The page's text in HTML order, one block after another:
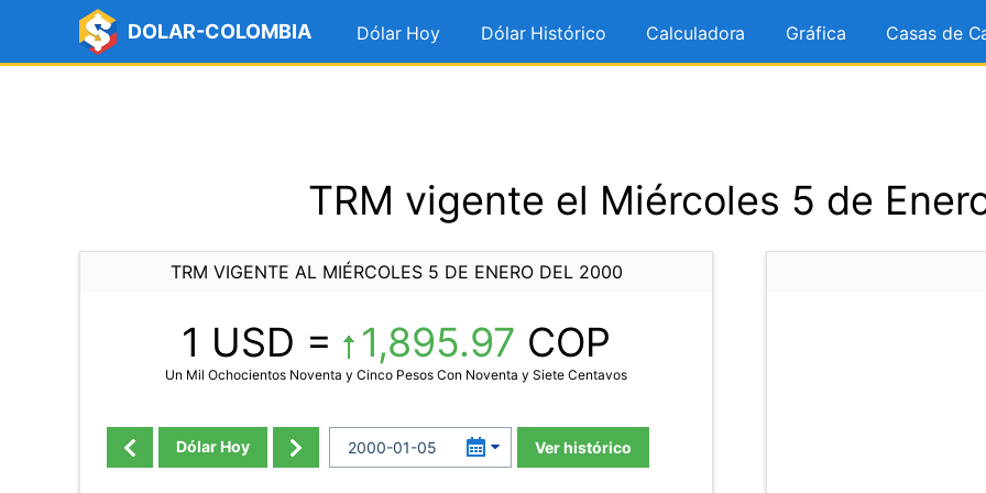
DOLAR-COLOMBIA Dólar Hoy Dólar Histórico Calculadora Gráfica Casas de
TRM vigente el Miércoles 5 de
TRM VIGENTE AL MIÉRCOLES 5 DE ENERO DEL 2000
1 USD = 1,895.97 COP
Un Mil Ochocientos Noventa y Cinco Pesos Con Noventa y Siete Centavos
Dólar Hoy Ver histórico